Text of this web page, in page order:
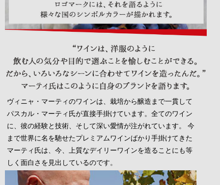
ヴィニャ・マーティのワインは、栽培から醸造まで一貫して
パスカル・マーティ氏が直接手掛けています。全てのワイン
に、彼の経験と技術、そして深い愛情が注がれています。 今
まで世界に名を馳せたプレミアムワインばかり手掛けてきた
マーティ氏は、今、上質なデイリーワインを造ることにも等
しく面白さを見出しているのです。